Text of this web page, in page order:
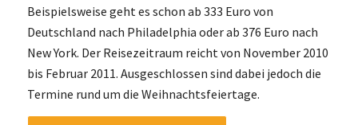
Beispielsweise geht es schon ab 333 Euro von
Deutschland nach Philadelphia oder ab 376 Euro nach
New York. Der Reisezeitraum reicht von November 2010
bis Februar 2011. Ausgeschlossen sind dabei jedoch die
Termine rund um die Weihnachtsfeiertage.